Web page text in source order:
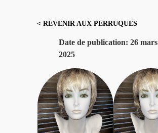
< REVENIR AUX PERRUQUES
Date de publication: 26 mars
2025